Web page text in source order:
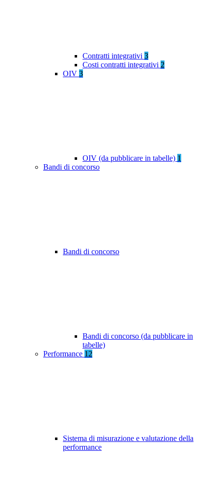
Contratti integrativi 3
Costi contratti integrativi 2
OIV 3
OIV (da pubblicare in tabelle) 1
Bandi di concorso
Bandi di concorso
Bandi di concorso (da pubblicare in
tabelle)
Performance 12
Sistema di misurazione e valutazione della
performance